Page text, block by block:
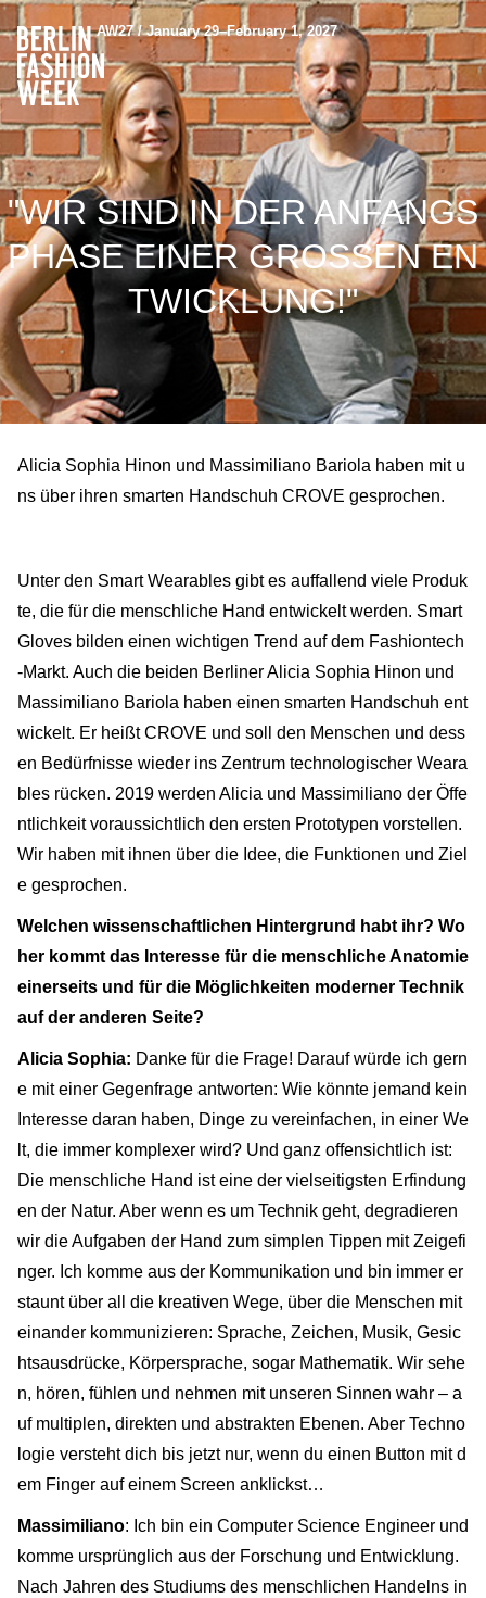
AW27 / January 29–February 1, 2027
"WIR SIND IN DER ANFANGS
PHASE EINER GROSSEN ENT
WICKLUNG!"
Alicia Sophia Hinon und Massimiliano Bariola haben mit u
ns über ihren smarten Handschuh CROVE gesprochen.
Unter den Smart Wearables gibt es auffallend viele Produk
te, die für die menschliche Hand entwickelt werden. Smart
Gloves bilden einen wichtigen Trend auf dem Fashiontech
-Markt. Auch die beiden Berliner Alicia Sophia Hinon und
Massimiliano Bariola haben einen smarten Handschuh ent
wickelt. Er heißt CROVE und soll den Menschen und dess
en Bedürfnisse wieder ins Zentrum technologischer Weara
bles rücken. 2019 werden Alicia und Massimiliano der Öffe
ntlichkeit voraussichtlich den ersten Prototypen vorstellen.
Wir haben mit ihnen über die Idee, die Funktionen und Ziel
e gesprochen.
Welchen wissenschaftlichen Hintergrund habt ihr? Wo
her kommt das Interesse für die menschliche Anatomie
einerseits und für die Möglichkeiten moderner Technik
auf der anderen Seite?
Alicia Sophia: Danke für die Frage! Darauf würde ich gern
e mit einer Gegenfrage antworten: Wie könnte jemand kein
Interesse daran haben, Dinge zu vereinfachen, in einer We
lt, die immer komplexer wird? Und ganz offensichtlich ist:
Die menschliche Hand ist eine der vielseitigsten Erfindung
en der Natur. Aber wenn es um Technik geht, degradieren
wir die Aufgaben der Hand zum simplen Tippen mit Zeigefi
nger. Ich komme aus der Kommunikation und bin immer er
staunt über all die kreativen Wege, über die Menschen mit
einander kommunizieren: Sprache, Zeichen, Musik, Gesic
htsausdrücke, Körpersprache, sogar Mathematik. Wir sehe
n, hören, fühlen und nehmen mit unseren Sinnen wahr – a
uf multiplen, direkten und abstrakten Ebenen. Aber Techno
logie versteht dich bis jetzt nur, wenn du einen Button mit d
em Finger auf einem Screen anklickst…
Massimiliano: Ich bin ein Computer Science Engineer und
komme ursprünglich aus der Forschung und Entwicklung.
Nach Jahren des Studiums des menschlichen Handelns in